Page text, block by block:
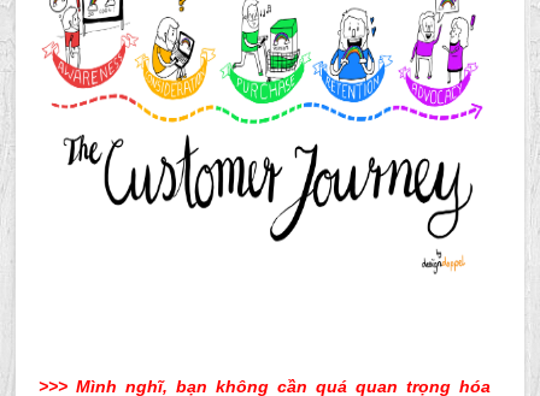
>>> Mình nghĩ, bạn không cần quá quan trọng hóa